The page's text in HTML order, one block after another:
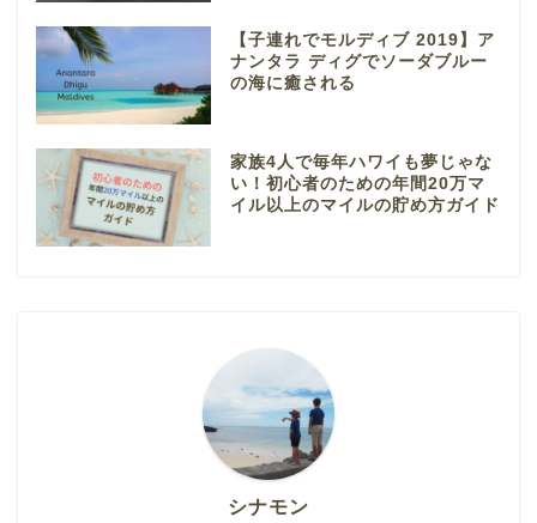
【子連れでモルディブ 2019】ア
ナンタラ ディグでソーダブルー
の海に癒される
家族4人で毎年ハワイも夢じゃな
い！初心者のための年間20万マ
イル以上のマイルの貯め方ガイド
シナモン